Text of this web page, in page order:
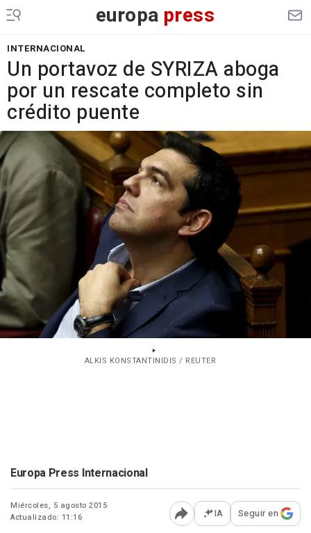
europa press
INTERNACIONAL
Un portavoz de SYRIZA aboga
por un rescate completo sin
crédito puente
ALKIS KONSTANTINIDIS / REUTER
Europa Press Internacional
Miércoles, 5 agosto 2015
Actualizado: 11:16
Abrir opciones para
IA Seguir en